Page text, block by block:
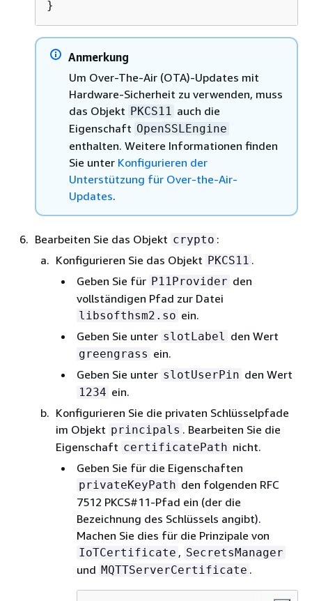
}
Anmerkung
Um Over-The-Air (OTA)-Updates mit
Hardware-Sicherheit zu verwenden, muss
das Objekt PKCS11 auch die
Eigenschaft OpenSSLEngine
enthalten. Weitere Informationen finden
Sie unter Konfigurieren der
Unterstützung für Over-the-Air-
Updates.
Bearbeiten Sie das Objekt crypto :
Konfigurieren Sie das Objekt PKCS11 .
Geben Sie für P11Provider den
vollständigen Pfad zur Datei
libsofthsm2.so ein.
Geben Sie unter slotLabel den Wert
greengrass ein.
Geben Sie unter slotUserPin den Wert
1234 ein.
Konfigurieren Sie die privaten Schlüsselpfade
im Objekt principals . Bearbeiten Sie die
Eigenschaft certificatePath nicht.
Geben Sie für die Eigenschaften
privateKeyPath den folgenden RFC
7512 PKCS#11-Pfad ein (der die
Bezeichnung des Schlüssels angibt).
Machen Sie dies für die Prinzipale von
IoTCertificate , SecretsManager
und MQTTServerCertificate .